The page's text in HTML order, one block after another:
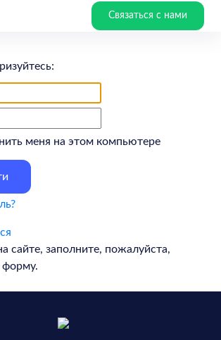
Связаться с нами
меня на этом компьютере
сайте, заполните, пожалуйста,
форму.